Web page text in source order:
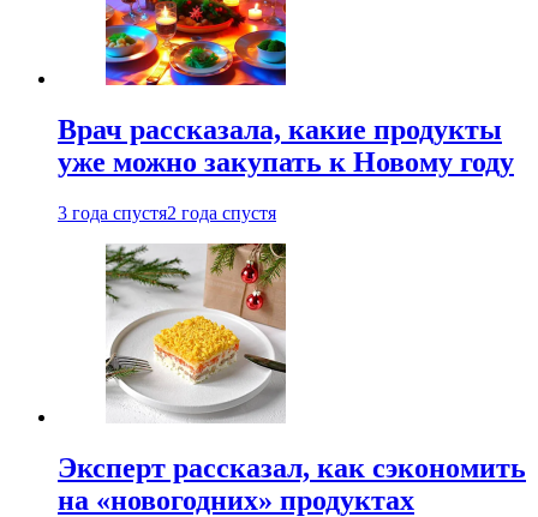
Врач рассказала, какие продукты
уже можно закупать к Новому году
3 года спустя2 года спустя
Эксперт рассказал, как сэкономить
на «новогодних» продуктах